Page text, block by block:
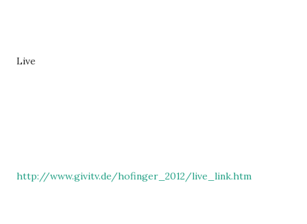
Live
http://www.givitv.de/hofinger_2012/live_link.htm